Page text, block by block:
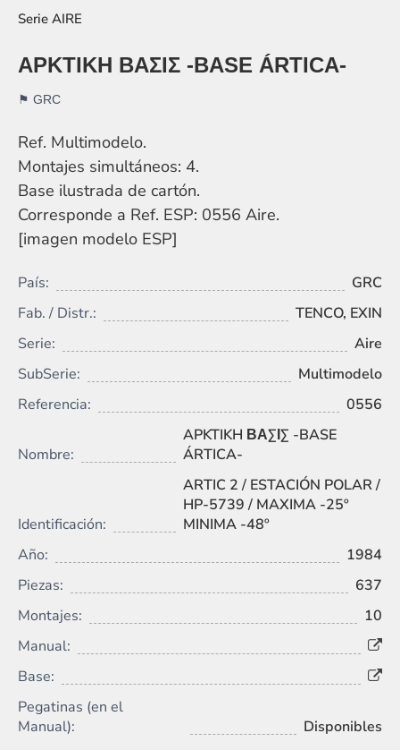
AIRE
APKTIKH ΒΑΣΙΣ -BASE ÁRTICA-
GRC
Ref. Multimodelo.
Montajes simultáneos: 4.
Base ilustrada de cartón.
Corresponde a Ref. ESP: 0556 Aire.
[imagen modelo ESP]
País:
GRC
Fab. / Distr.:
TENCO, EXIN
Serie:
Aire
SubSerie:
Multimodelo
Referencia:
0556
Nombre:
APKTIKH ΒΑΣΙΣ -BASE
ÁRTICA-
Identificación:
ARTIC 2 / ESTACIÓN POLAR /
HP-5739 / MAXIMA -25º
MINIMA -48º
Año:
1984
Piezas:
637
Montajes:
10
Manual:
Base:
Pegatinas (en el
Manual):
Disponibles